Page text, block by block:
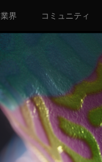
業界 コミュニティ